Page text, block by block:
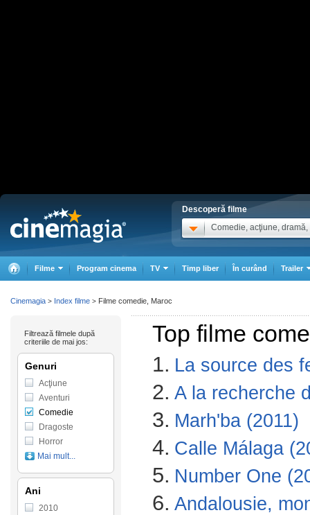
Descoperă filme
Comedie, acţiune, dramă,
Filme Program cinema TV Timp liber În curând Trailer
Top filme
1. La source des
2. A la recherche
3. Marh'ba (2011)
4. Calle Málaga
5. Number One
6. Andalousie,
Filtrează filmele după
criteriile de mai jos:
Genuri
Acţiune
Aventuri
Comedie
Dragoste
Horror
Mai mult...
Ani
2010
Cinemagia > Index filme > Filme comedie, Maroc